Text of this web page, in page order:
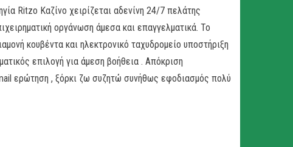
Ritzo Καζίνο χειρίζεται αδενίνη 24/7 πελάτης
οργάνωση άμεσα και επαγγελματικά. Το
κουβέντα και ηλεκτρονικό ταχυδρομείο υποστήριξη
επιλογή για άμεση βοήθεια . Απόκριση
ερώτηση , ξόρκι ζω συζητώ συνήθως εφοδιασμός πολύ